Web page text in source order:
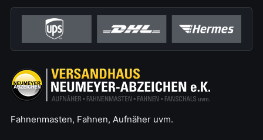
Fahnenmasten, Fahnen, Aufnäher uvm.